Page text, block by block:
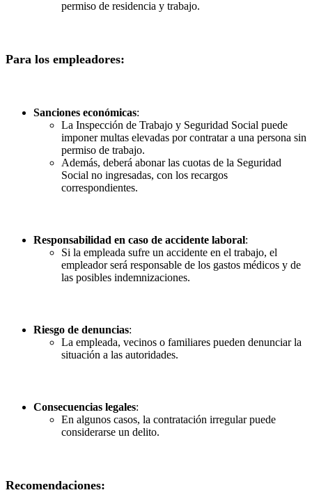
permiso de residencia y trabajo.
Para los empleadores:
Sanciones económicas:
La Inspección de Trabajo y Seguridad Social puede
imponer multas elevadas por contratar a una persona sin
permiso de trabajo.
Además, deberá abonar las cuotas de la Seguridad
Social no ingresadas, con los recargos
correspondientes.
Responsabilidad en caso de accidente laboral:
Si la empleada sufre un accidente en el trabajo, el
empleador será responsable de los gastos médicos y de
las posibles indemnizaciones.
Riesgo de denuncias:
La empleada, vecinos o familiares pueden denunciar la
situación a las autoridades.
Consecuencias legales:
En algunos casos, la contratación irregular puede
considerarse un delito.
Recomendaciones: